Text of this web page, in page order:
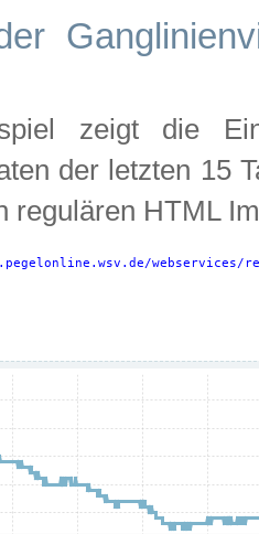
zeigt die
der letzten 15
regulären HTML
webservices/